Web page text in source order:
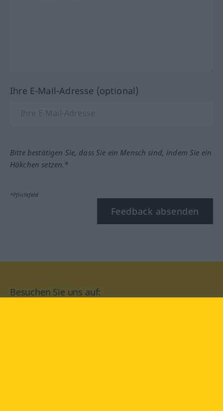
Ihre E-Mail-Adresse (optional)
Bitte bestätigen Sie, dass Sie ein Mensch sind, indem Sie ein
Häkchen setzen.*
*Pflichtfeld
Feedback absenden
Besuchen Sie uns auf: